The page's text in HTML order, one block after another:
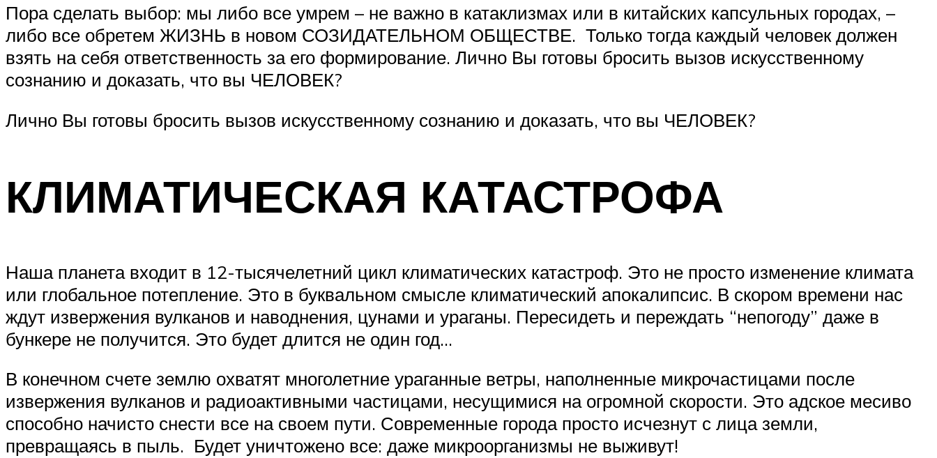
Пора сделать выбор: мы либо все умрем – не важно в катаклизмах или в китайских капсульных городах, –
либо все обретем ЖИЗНЬ в новом СОЗИДАТЕЛЬНОМ ОБЩЕСТВЕ. Только тогда каждый человек должен
взять на себя ответственность за его формирование. Лично Вы готовы бросить вызов искусственному
сознанию и доказать, что вы ЧЕЛОВЕК?
Лично Вы готовы бросить вызов искусственному сознанию и доказать, что вы ЧЕЛОВЕК?
КЛИМАТИЧЕСКАЯ КАТАСТРОФА
Наша планета входит в 12-тысячелетний цикл климатических катастроф. Это не просто изменение климата
или глобальное потепление. Это в буквальном смысле климатический апокалипсис. В скором времени нас
ждут извержения вулканов и наводнения, цунами и ураганы. Пересидеть и переждать “непогоду” даже в
бункере не получится. Это будет длится не один год…
В конечном счете землю охватят многолетние ураганные ветры, наполненные микрочастицами после
извержения вулканов и радиоактивными частицами, несущимися на огромной скорости. Это адское месиво
способно начисто снести все на своем пути. Современные города просто исчезнут с лица земли,
превращаясь в пыль. Будет уничтожено все: даже микроорганизмы не выживут!